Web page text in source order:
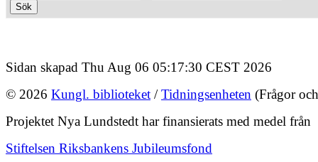
Sidan skapad Thu Aug 06 05:17:30 CEST 2026
© 2026 Kungl. biblioteket /Tidningsenheten (Frågor
Projektet Nya Lundstedt har finansierats med medel från
Stiftelsen Riksbankens Jubileumsfond